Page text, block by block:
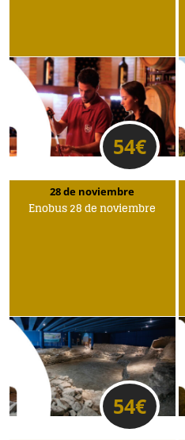
54€
28 de noviembre
Enobus 28 de noviembre
54€